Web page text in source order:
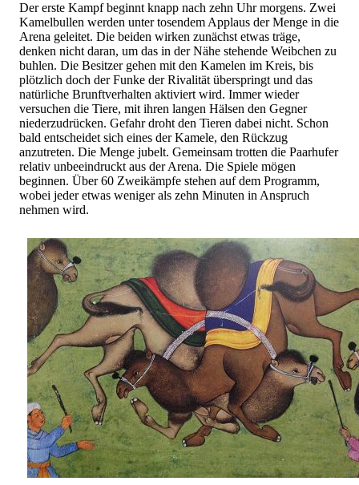
Der erste Kampf beginnt knapp nach zehn Uhr morgens. Zwei
Kamelbullen werden unter tosendem Applaus der Menge in die
Arena geleitet. Die beiden wirken zunächst etwas träge,
denken nicht daran, um das in der Nähe stehende Weibchen zu
buhlen. Die Besitzer gehen mit den Kamelen im Kreis, bis
plötzlich doch der Funke der Rivalität überspringt und das
natürliche Brunftverhalten aktiviert wird. Immer wieder
versuchen die Tiere, mit ihren langen Hälsen den Gegner
niederzudrücken. Gefahr droht den Tieren dabei nicht. Schon
bald entscheidet sich eines der Kamele, den Rückzug
anzutreten. Die Menge jubelt. Gemeinsam trotten die Paarhufer
relativ unbeeindruckt aus der Arena. Die Spiele mögen
beginnen. Über 60 Zweikämpfe stehen auf dem Programm,
wobei jeder etwas weniger als zehn Minuten in Anspruch
nehmen wird.